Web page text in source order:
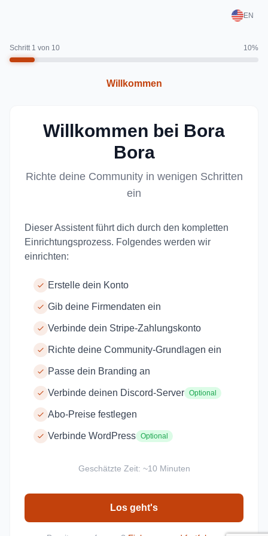
EN
Schritt 1 von 10 10%
Willkommen
Willkommen bei Bora
Bora
Richte deine Community in wenigen Schritten
ein
Dieser Assistent führt dich durch den kompletten
Einrichtungsprozess. Folgendes werden wir
einrichten:
Erstelle dein Konto
Gib deine Firmendaten ein
Verbinde dein Stripe-Zahlungskonto
Richte deine Community-Grundlagen ein
Passe dein Branding an
Verbinde deinen Discord-Server Optional
Abo-Preise festlegen
Verbinde WordPress Optional
Geschätzte Zeit: ~10 Minuten
Los geht's